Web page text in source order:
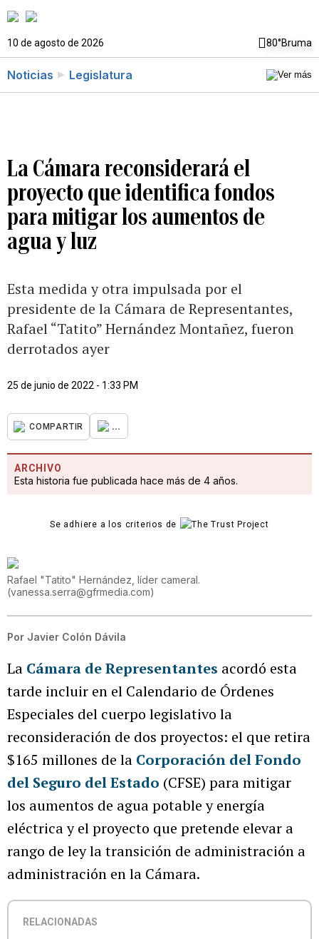
10 de agosto de 2026 80°Bruma
Noticias Legislatura
La Cámara reconsiderará el
proyecto que identifica fondos
para mitigar los aumentos de
agua y luz
Esta medida y otra impulsada por el
presidente de la Cámara de Representantes,
Rafael “Tatito” Hernández Montañez, fueron
derrotados ayer
25 de junio de 2022 - 1:33 PM
COMPARTIR ...
ARCHIVO
Esta historia fue publicada hace más de 4 años.
Se adhiere a los criterios de
Rafael "Tatito" Hernández, líder cameral.
(vanessa.serra@gfrmedia.com)
Por Javier Colón Dávila
La Cámara de Representantes acordó esta
tarde incluir en el Calendario de Órdenes
Especiales del cuerpo legislativo la
reconsideración de dos proyectos: el que retira
$165 millones de la Corporación del Fondo
del Seguro del Estado (CFSE) para mitigar
los aumentos de agua potable y energía
eléctrica y el proyecto que pretende elevar a
rango de ley la transición de administración a
administración en la Cámara.
RELACIONADAS